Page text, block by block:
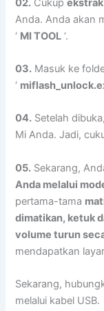
02. Cukup
Anda. Anda akan
‘ MI TOOL ‘.
03. Masuk ke
‘
04. Setelah
Mi Anda. Jadi,
05. Sekarang,
Anda melalui
pertama-tama
dimatikan, ketuk
volume turun
mendapatkan
Sekarang,
melalui kabel USB.